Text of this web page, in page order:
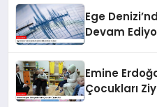
Ege
Devam
Emine
Çocukları